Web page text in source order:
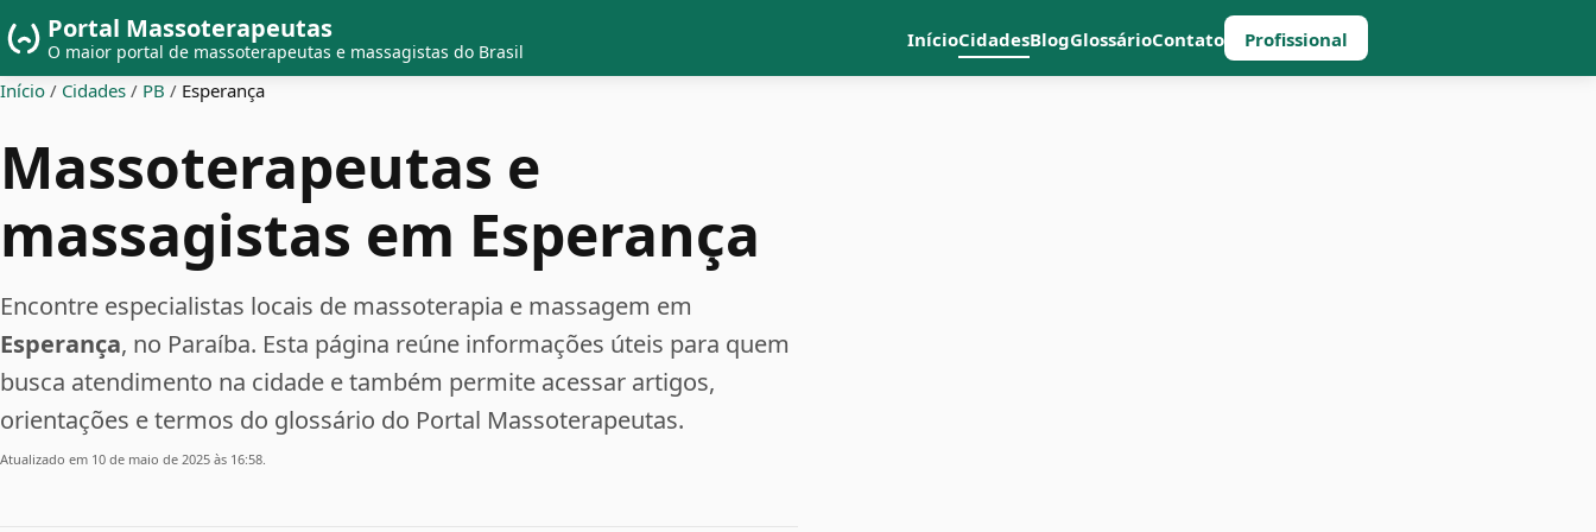
Portal Massoterapeutas
O maior portal de massoterapeutas e massagistas do Brasil
InícioCidadesBlogGlossárioContato Profissional
Início / Cidades / PB / Esperança
Massoterapeutas e
massagistas em Esperança
Encontre especialistas locais de massoterapia e massagem em
Esperança, no Paraíba. Esta página reúne informações úteis para quem
busca atendimento na cidade e também permite acessar artigos,
orientações e termos do glossário do Portal Massoterapeutas.
Atualizado em 10 de maio de 2025 às 16:58.